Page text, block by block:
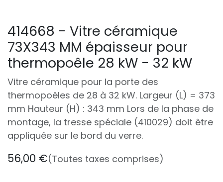
414668 - Vitre céramique
73X343 MM épaisseur pour
thermopoêle 28 kW - 32 kW
Vitre céramique pour la porte des
thermopoêles de 28 à 32 kW. Largeur (L) = 373
mm Hauteur (H) : 343 mm Lors de la phase de
montage, la tresse spéciale (410029) doit être
appliquée sur le bord du verre.
56,00 €(Toutes taxes comprises)